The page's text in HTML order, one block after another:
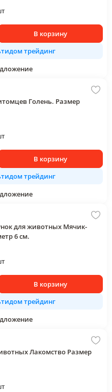
В корзину
трейдинг
Голень. Размер
В корзину
трейдинг
для животных Мячик-
6 см.
В корзину
трейдинг
Лакомство Размер